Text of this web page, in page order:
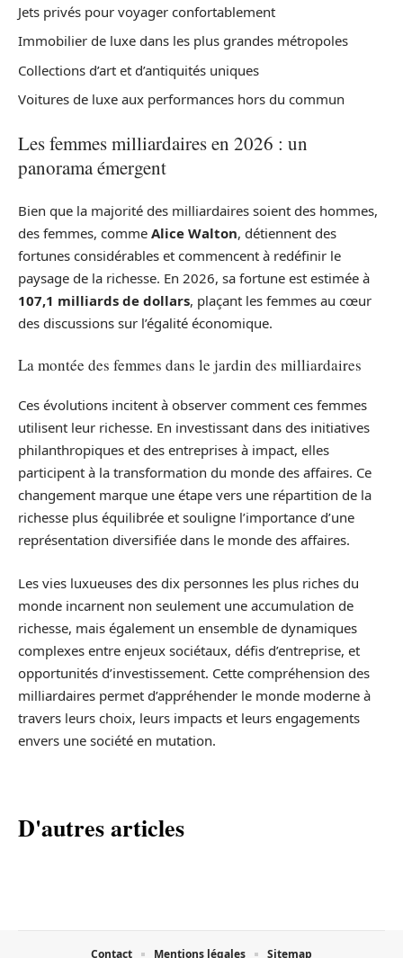
Jets privés pour voyager confortablement
Immobilier de luxe dans les plus grandes métropoles
Collections d’art et d’antiquités uniques
Voitures de luxe aux performances hors du commun
Les femmes milliardaires en 2026 : un
panorama émergent
Bien que la majorité des milliardaires soient des hommes,
des femmes, comme Alice Walton, détiennent des
fortunes considérables et commencent à redéfinir le
paysage de la richesse. En 2026, sa fortune est estimée à
107,1 milliards de dollars, plaçant les femmes au cœur
des discussions sur l’égalité économique.
La montée des femmes dans le jardin des milliardaires
Ces évolutions incitent à observer comment ces femmes
utilisent leur richesse. En investissant dans des initiatives
philanthropiques et des entreprises à impact, elles
participent à la transformation du monde des affaires. Ce
changement marque une étape vers une répartition de la
richesse plus équilibrée et souligne l’importance d’une
représentation diversifiée dans le monde des affaires.
Les vies luxueuses des dix personnes les plus riches du
monde incarnent non seulement une accumulation de
richesse, mais également un ensemble de dynamiques
complexes entre enjeux sociétaux, défis d’entreprise, et
opportunités d’investissement. Cette compréhension des
milliardaires permet d’appréhender le monde moderne à
travers leurs choix, leurs impacts et leurs engagements
envers une société en mutation.
D'autres articles
Contact Mentions légales Sitemap